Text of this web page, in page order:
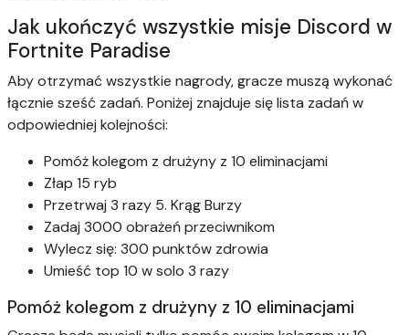
Jak ukończyć wszystkie misje Discord w
Fortnite Paradise
Aby otrzymać wszystkie nagrody, gracze muszą wykonać
łącznie sześć zadań. Poniżej znajduje się lista zadań w
odpowiedniej kolejności:
Pomóż kolegom z drużyny z 10 eliminacjami
Złap 15 ryb
Przetrwaj 3 razy 5. Krąg Burzy
Zadaj 3000 obrażeń przeciwnikom
Wylecz się: 300 punktów zdrowia
Umieść top 10 w solo 3 razy
Pomóż kolegom z drużyny z 10 eliminacjami